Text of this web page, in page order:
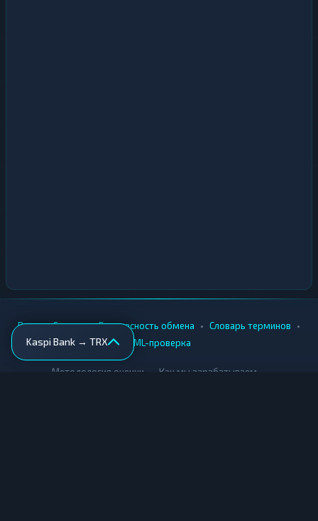
Kaspi Bank → TRX
Вики • Города • Безопасность обмена • Словарь терминов •
AML-проверка
Методология оценки Как мы зарабатываем